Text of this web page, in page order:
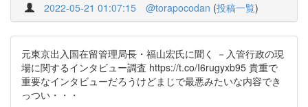
2022-05-21 01:07:15 @torapocodan (投稿一覧)
元東京出入国在留管理局長・福山宏氏に聞く －入管行政の現
場に関するインタビュー調査 https://t.co/I6rugyxb95 貴重で
重要なインタビューだろうけどまじで最悪みたいな内容でき
っつい・・・